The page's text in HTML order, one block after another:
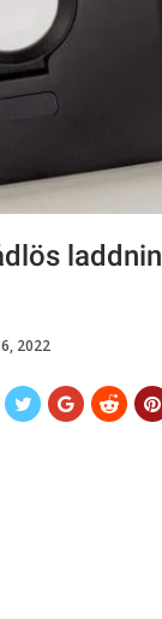
2022